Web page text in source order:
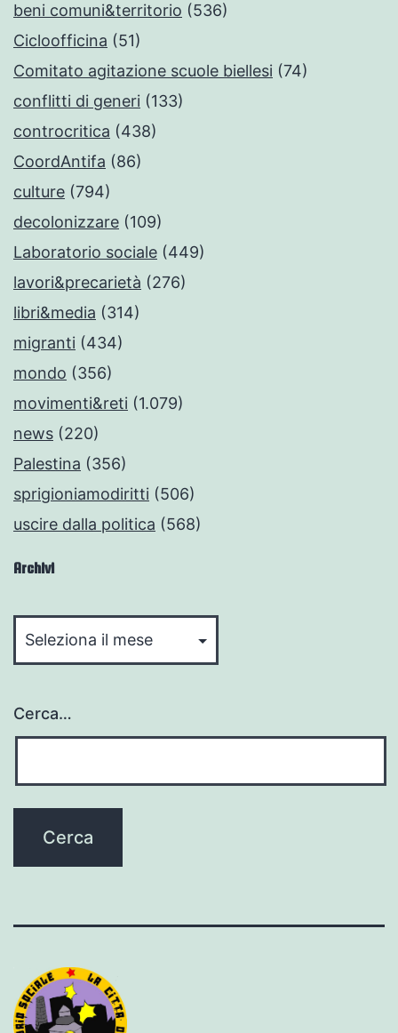
beni comuni&territorio (536)
Cicloofficina (51)
Comitato agitazione scuole biellesi (74)
conflitti di generi (133)
controcritica (438)
CoordAntifa (86)
culture (794)
decolonizzare (109)
Laboratorio sociale (449)
lavori&precarietà (276)
libri&media (314)
migranti (434)
mondo (356)
movimenti&reti (1.079)
news (220)
Palestina (356)
sprigioniamodiritti (506)
uscire dalla politica (568)
Archivi
Cerca…